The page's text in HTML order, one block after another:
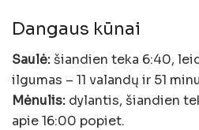
Dangaus kūnai
Saulė: šiandien teka 6:40,
ilgumas – 11 valandų ir 51
Mėnulis: dylantis, šiandien
apie 16:00 popiet.